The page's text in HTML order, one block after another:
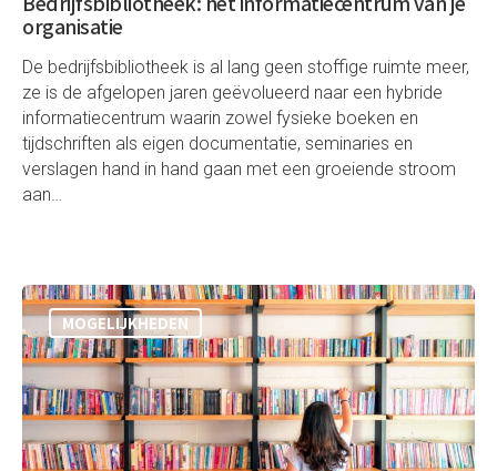
organisatie
De bedrijfsbibliotheek is al lang geen stoffige ruimte meer,
ze is de afgelopen jaren geëvolueerd naar een hybride
informatiecentrum waarin zowel fysieke boeken en
tijdschriften als eigen documentatie, seminaries en
verslagen hand in hand gaan met een groeiende stroom
aan…
MOGELIJKHEDEN